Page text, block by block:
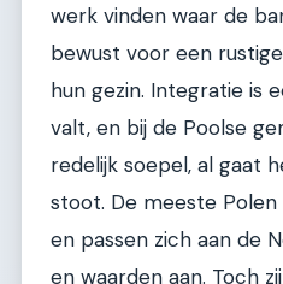
werk vinden waar de
bewust voor een
hun gezin. Integratie is
valt, en bij de Poolse
redelijk soepel, al gaat
stoot. De meeste
en passen zich aan de
en waarden aan. Toch